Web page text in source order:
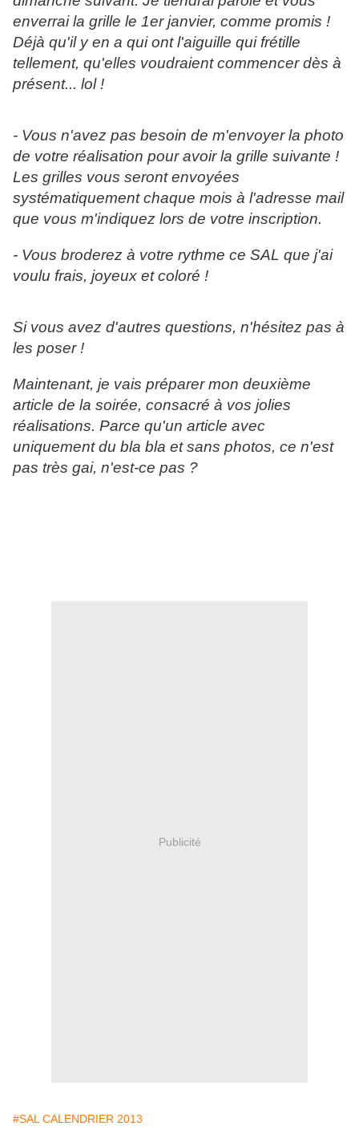
enverrai la grille le 1er janvier, comme promis !
Déjà qu'il y en a qui ont l'aiguille qui frétille
tellement, qu'elles voudraient commencer dès à
présent... lol !
- Vous n'avez pas besoin de m'envoyer la photo
de votre réalisation pour avoir la grille suivante !
Les grilles vous seront envoyées
systématiquement chaque mois à l'adresse mail
que vous m'indiquez lors de votre inscription.
- Vous broderez à votre rythme ce SAL que j'ai
voulu frais, joyeux et coloré !
Si vous avez d'autres questions, n'hésitez pas à
les poser !
Maintenant, je vais préparer mon deuxième
article de la soirée, consacré à vos jolies
réalisations. Parce qu'un article avec
uniquement du bla bla et sans photos, ce n'est
pas très gai, n'est-ce pas ?
Publicité
#SAL CALENDRIER 2013